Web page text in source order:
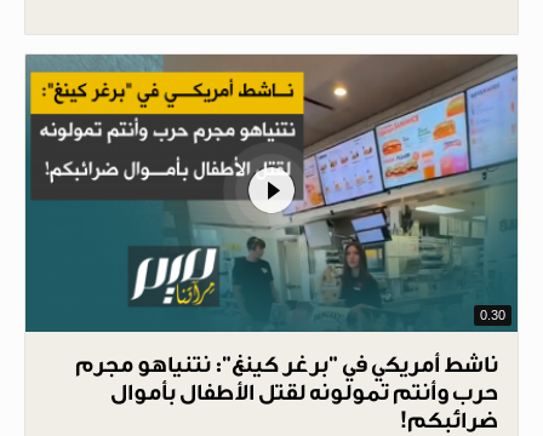
0.30
ناشط أمريكي في "برغر كينغ": نتنياهو مجرم
حرب وأنتم تمولونه لقتل الأطفال بأموال
ضرائبكم!